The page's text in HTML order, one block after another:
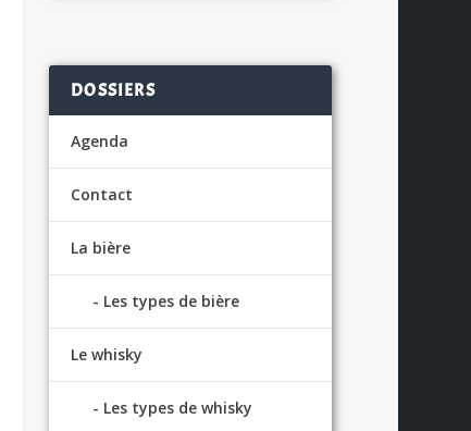
DOSSIERS
Agenda
Contact
La bière
Les types de bière
Le whisky
Les types de whisky